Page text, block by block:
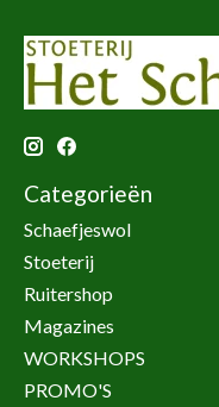
Categorieën
Schaefjeswol
Stoeterij
Ruitershop
Magazines
WORKSHOPS
PROMO'S